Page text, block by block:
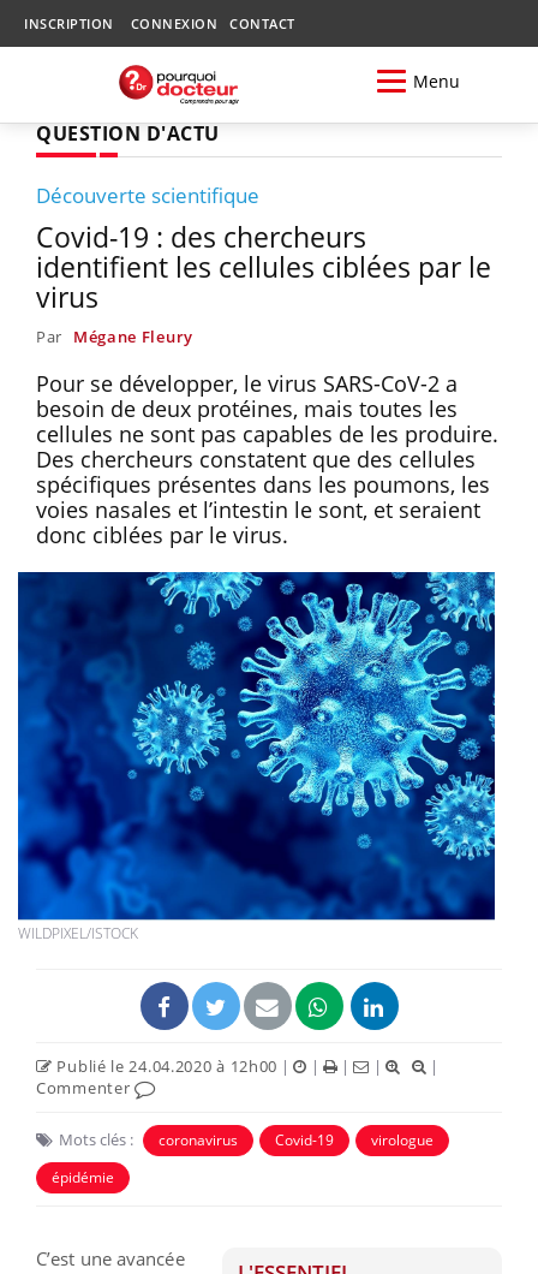
INSCRIPTION CONNEXION CONTACT
Menu
QUESTION D'ACTU
Découverte scientifique
Covid-19 : des chercheurs
identifient les cellules ciblées par le
virus
Par Mégane Fleury
Pour se développer, le virus SARS-CoV-2 a
besoin de deux protéines, mais toutes les
cellules ne sont pas capables de les produire.
Des chercheurs constatent que des cellules
spécifiques présentes dans les poumons, les
voies nasales et l’intestin le sont, et seraient
donc ciblées par le virus.
WILDPIXEL/ISTOCK
Publié le 24.04.2020 à 12h00 | | | |
|
Commenter
Mots clés : coronavirus Covid-19
virologue
épidémie
C’est une avancée